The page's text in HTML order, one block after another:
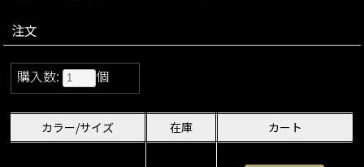
注文
購入数: 個
カラー/サイズ 在庫 カート